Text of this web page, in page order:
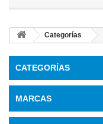
Categorías
CATEGORÍAS
MARCAS